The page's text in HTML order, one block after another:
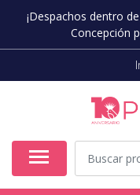
¡Despachos dentro
Concepción